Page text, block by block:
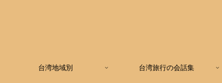
台湾地域別 台湾旅行の会話集